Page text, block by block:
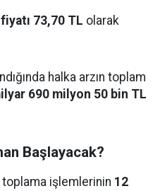
73,70 TL olarak
halka arzın toplam
690 milyon 50 bin TL
Başlayacak?
toplama işlemlerinin 12